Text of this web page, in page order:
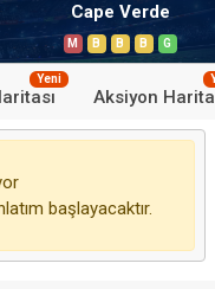
Cape Verde
M B B B G
Yeni
Aksiyon
başlayacaktır.